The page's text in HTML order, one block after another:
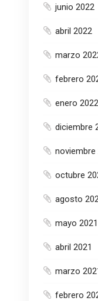
junio 2022
abril 2022
marzo
febrero
enero 2022
diciembre
noviembre
octubre
agosto
mayo 2021
abril 2021
marzo
febrero